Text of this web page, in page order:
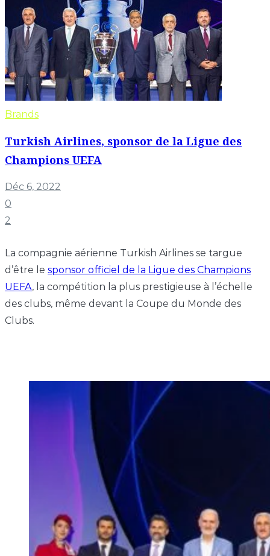
Brands
Turkish Airlines, sponsor de la Ligue des
Champions UEFA
Déc 6, 2022
0
2
La compagnie aérienne Turkish Airlines se targue
d’être le sponsor officiel de la Ligue des Champions
UEFA, la compétition la plus prestigieuse à l’échelle
des clubs, même devant la Coupe du Monde des
Clubs.